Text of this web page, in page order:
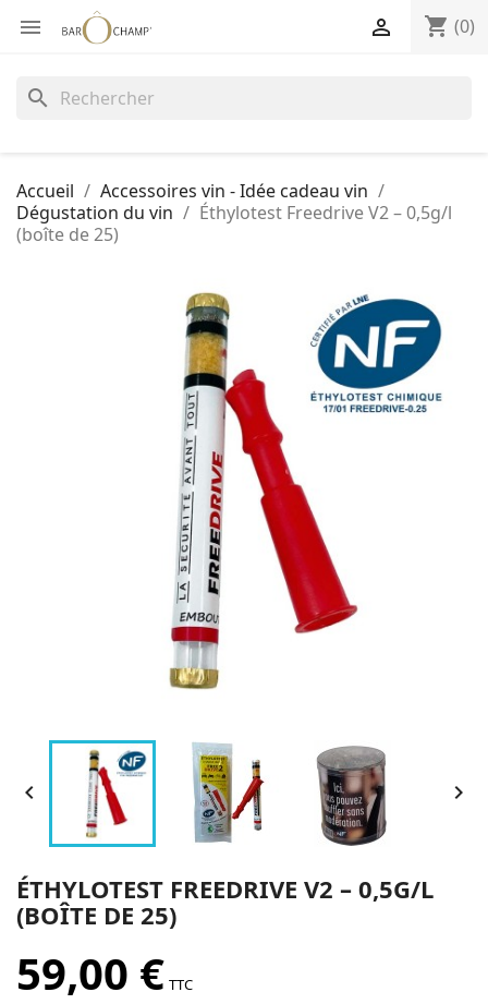
 shopping_cart (0)

search
Accueil
Accessoires vin - Idée cadeau vin
Dégustation du vin
Éthylotest Freedrive V2 – 0,5g/l
(boîte de 25)
 
ÉTHYLOTEST FREEDRIVE V2 – 0,5G/L
(BOÎTE DE 25)
59,00 € TTC